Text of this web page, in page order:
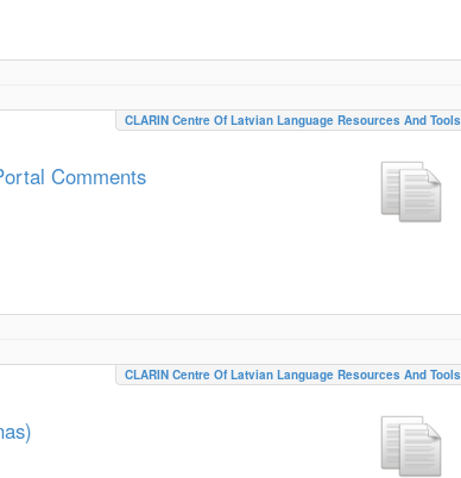
CLARIN Centre Of Latvian Language Resources And Tools
Comments
CLARIN Centre Of Latvian Language Resources And Tools